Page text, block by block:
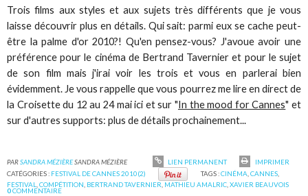
Trois films aux styles et aux sujets très différents que je vous
laisse découvrir plus en détails. Qui sait: parmi eux se cache peut-
être la palme d'or 2010?! Qu'en pensez-vous? J'avoue avoir une
préférence pour le cinéma de Bertrand Tavernier et pour le sujet
de son film mais j'irai voir les trois et vous en parlerai bien
évidemment. Je vous rappelle que vous pourrez me lire en direct de
la Croisette du 12 au 24 mai ici et sur "In the mood for Cannes" et
sur d'autres supports: plus de détails prochainement...
PARSANDRA MÉZIÈRESANDRA MÉZIÈRE LIEN PERMANENT
IMPRIMER
CATÉGORIES : FESTIVAL DE CANNES 2010(2) TAGS :CINÉMA CANNES,
FESTIVAL ,COMPÉTITION BERTRAND TAVERNIER MATHIEU AMALRIC ,XAVIER BEAUVOIS
0COMMENTAIRE